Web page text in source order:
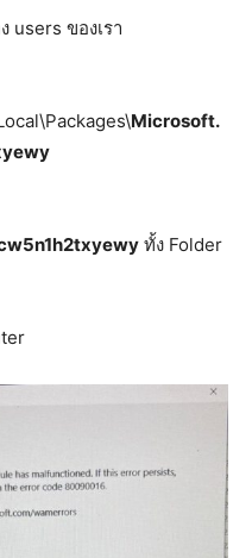
users ของเรา
Microsoft.
ทั้ง Folder